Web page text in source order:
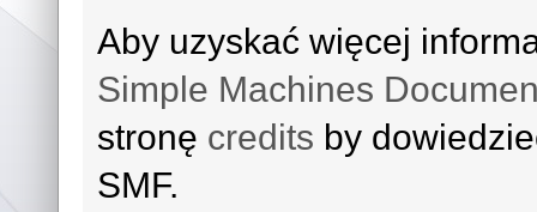
Aby uzyskać więcej
Simple Machines
stronę credits by
SMF.